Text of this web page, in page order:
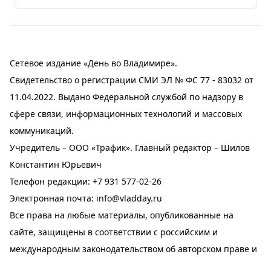
Сетевое издание «День во Владимире».
Свидетельство о регистрации СМИ ЭЛ № ФС 77 - 83032 от
11.04.2022. Выдано Федеральной службой по надзору в
сфере связи, информационных технологий и массовых
коммуникаций.
Учредитель – ООО «Трафик». Главный редактор – Шилов
Константин Юрьевич
Телефон редакции: +7 931 577-02-26
Электронная почта: info@vladday.ru
Все права на любые материалы, опубликованные на
сайте, защищены в соответствии с российским и
международным законодательством об авторском праве и